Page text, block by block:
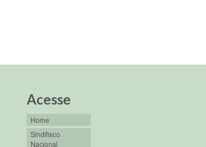
Acesse
Home
Sindifisco
Nacional